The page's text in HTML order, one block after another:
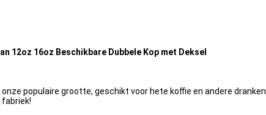
12oz 16oz Beschikbare Dubbele Kop met Deksel
populaire grootte, geschikt voor hete koffie en andere dranken.
fabriek!